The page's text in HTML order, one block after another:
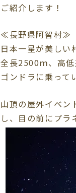
ご紹介します！
≪長野県阿智村≫
日本一星が美しい
全長2500ｍ、高
ゴンドラに乗って
山頂の屋外イベン
し、目の前にプラ